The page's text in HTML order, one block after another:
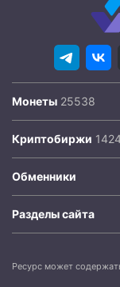
Монеты
Криптобиржи
Обменники
Разделы сайта
Ресурс может